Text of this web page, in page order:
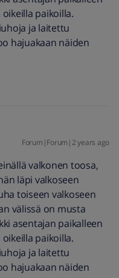
paikoilla.
ja laitettu
hajuakaan näiden
Forum|Forum|2 years ago
valkonen toosa,
läpi valkoseen
toiseen valkoseen
välissä on musta
asentajan paikalleen
paikoilla.
ja laitettu
hajuakaan näiden